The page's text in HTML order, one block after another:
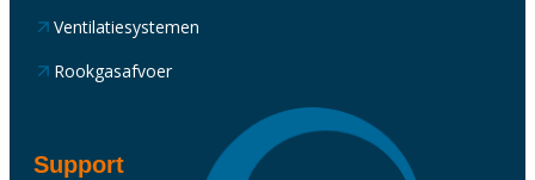
Ventilatiesystemen
Rookgasafvoer
Support